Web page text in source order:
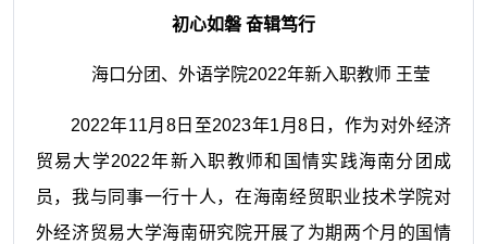
初心如磐 奋辑笃行
海口分团、外语学院2022年新入职教师 王莹
2022年11月8日至2023年1月8日，作为对外经济
贸易大学2022年新入职教师和国情实践海南分团成
员，我与同事一行十人，在海南经贸职业技术学院对
外经济贸易大学海南研究院开展了为期两个月的国情